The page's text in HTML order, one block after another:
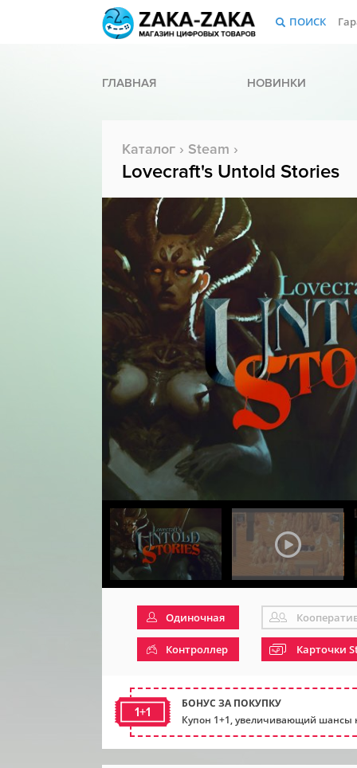
ПОИСК
ГЛАВНАЯ НОВИНКИ
Каталог › Steam ›
Lovecraft's Untold Stories
Одиночная
Контроллер Карточки
1+1
БОНУС ЗА ПОКУПКУ
Купон 1+1, увеличивающий шансы